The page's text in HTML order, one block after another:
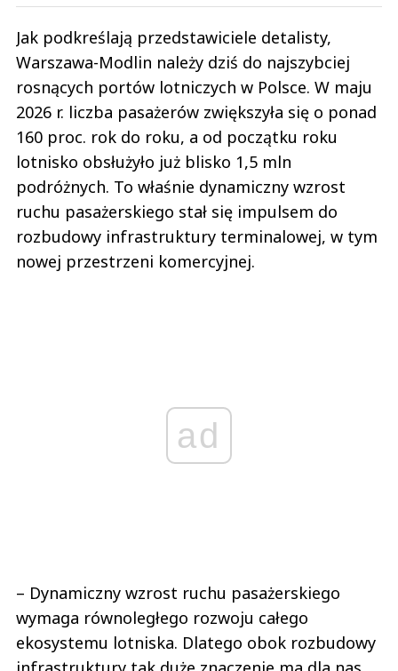
Jak podkreślają przedstawiciele detalisty,
Warszawa-Modlin należy dziś do najszybciej
rosnących portów lotniczych w Polsce. W maju
2026 r. liczba pasażerów zwiększyła się o ponad
160 proc. rok do roku, a od początku roku
lotnisko obsłużyło już blisko 1,5 mln
podróżnych. To właśnie dynamiczny wzrost
ruchu pasażerskiego stał się impulsem do
rozbudowy infrastruktury terminalowej, w tym
nowej przestrzeni komercyjnej.
ad
– Dynamiczny wzrost ruchu pasażerskiego
wymaga równoległego rozwoju całego
ekosystemu lotniska. Dlatego obok rozbudowy